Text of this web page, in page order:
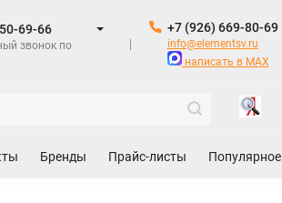
69-66
звонок по
+7 (926) 669-80-69
info@elementsv.ru
написать в MAX
Бренды Прайс-листы Популярное